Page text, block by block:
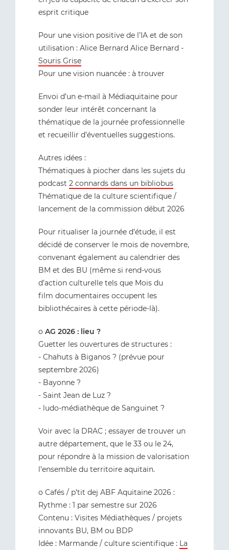
esprit critique
Pour une vision positive de l’IA et de son
utilisation : Alice Bernard Alice Bernard -
Souris Grise
Pour une vision nuancée : à trouver
Envoi d’un e-mail à Médiaquitaine pour
sonder leur intérêt concernant la
thématique de la journée professionnelle
et recueillir d’éventuelles suggestions.
Autres idées :
Thématiques à piocher dans les sujets du
podcast 2 connards dans un bibliobus
Thématique de la culture scientifique /
lancement de la commission début 2026
Pour ritualiser la journée d’étude, il est
décidé de conserver le mois de novembre,
convenant également au calendrier des
BM et des BU (même si rend-vous
d’action culturelle tels que Mois du
film documentaires occupent les
bibliothécaires à cette période-là).
o AG 2026 : lieu ?
Guetter les ouvertures de structures :
- Chahuts à Biganos ? (prévue pour
septembre 2026)
- Bayonne ?
- Saint Jean de Luz ?
- ludo-médiathèque de Sanguinet ?
Voir avec la DRAC ; essayer de trouver un
autre département, que le 33 ou le 24,
pour répondre à la mission de valorisation
l’ensemble du territoire aquitain.
o Cafés / p’tit dej ABF Aquitaine 2026 :
Rythme : 1 par semestre sur 2026
Contenu : Visites Médiathèques / projets
innovants BU, BM ou BDP
Idée : Marmande / culture scientifique : La